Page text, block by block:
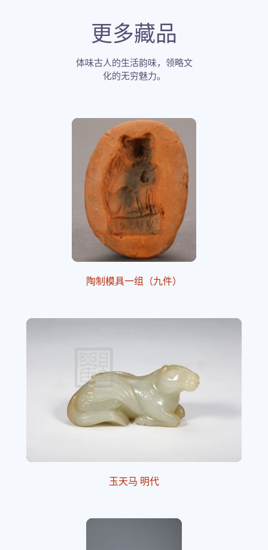
更多藏品
体味古人的生活韵味，领略文
化的无穷魅力。
陶制模具一组（九件）
玉天马 明代